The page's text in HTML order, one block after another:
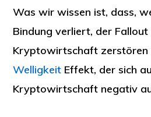
Was wir wissen ist, dass,
Bindung verliert, der
Kryptowirtschaft zerstören
Welligkeit Effekt, der sich
Kryptowirtschaft negativ